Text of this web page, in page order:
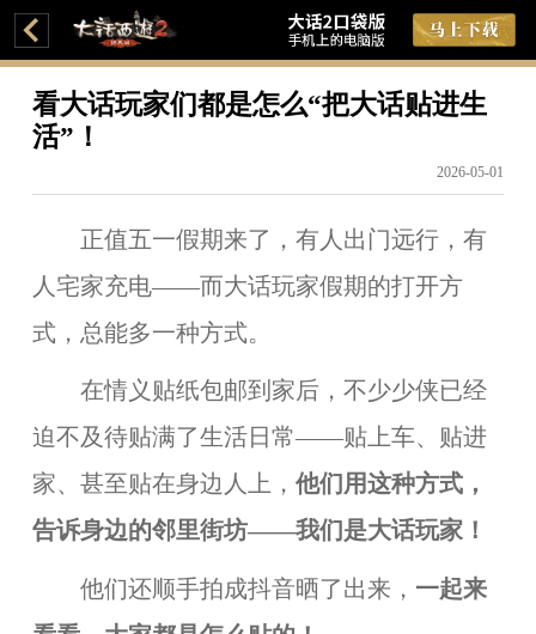
看大话玩家们都是怎么“把大话贴进生
活”！
2026-05-01
正值五一假期来了，有人出门远行，有
人宅家充电——而大话玩家假期的打开方
式，总能多一种方式。
在情义贴纸包邮到家后，不少少侠已经
迫不及待贴满了生活日常——贴上车、贴进
家、甚至贴在身边人上， 他们用这种方式，
告诉身边的邻里街坊——我们是大话玩家！
他们还顺手拍成抖音晒了出来 ， 一起来